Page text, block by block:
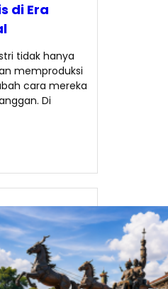
di Era
tidak hanya
memproduksi
cara mereka
Di